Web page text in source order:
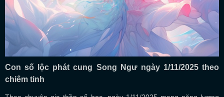
Con số lộc phát cung Song Ngư ngày 1/11/2025 theo
chiêm tinh